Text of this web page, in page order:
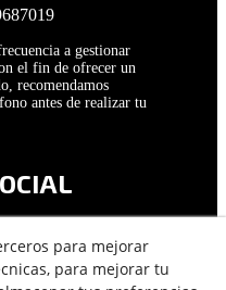
a gestionar
el fin de ofrecer un
recomendamos
antes de realizar tu
para mejorar
para mejorar tu